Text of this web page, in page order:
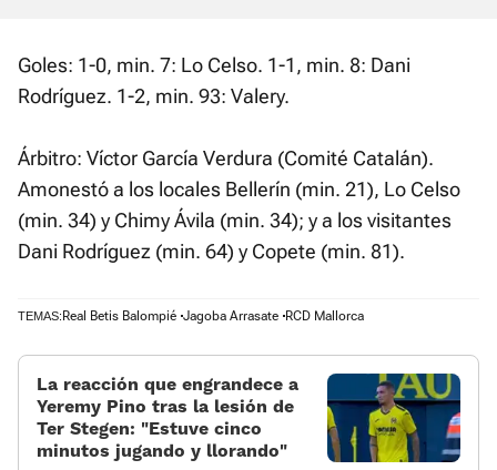
Goles: 1-0, min. 7: Lo Celso. 1-1, min. 8: Dani
Rodríguez. 1-2, min. 93: Valery.
Árbitro: Víctor García Verdura (Comité Catalán).
Amonestó a los locales Bellerín (min. 21), Lo Celso
(min. 34) y Chimy Ávila (min. 34); y a los visitantes
Dani Rodríguez (min. 64) y Copete (min. 81).
TEMAS: Real Betis Balompié Jagoba Arrasate RCD Mallorca
La reacción que engrandece a
Yeremy Pino tras la lesión de
Ter Stegen: «Estuve cinco
minutos jugando y llorando»